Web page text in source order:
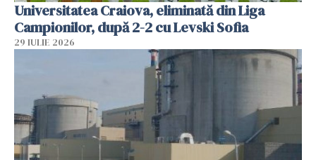
Universitatea Craiova, eliminată din Liga
Campionilor, după 2-2 cu Levski Sofia
29 IULIE 2026